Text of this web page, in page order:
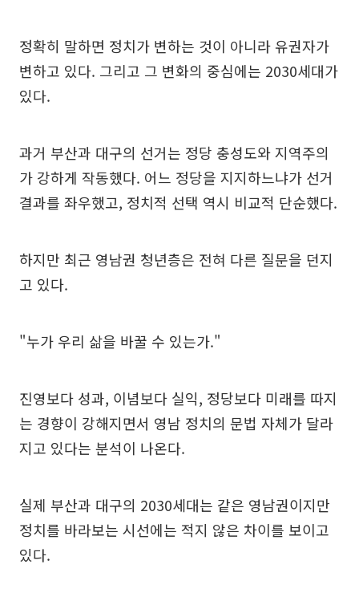
정확히 말하면 정치가 변하는 것이 아니라 유권자가
변하고 있다. 그리고 그 변화의 중심에는 2030세대가
있다.
과거 부산과 대구의 선거는 정당 충성도와 지역주의
가 강하게 작동했다. 어느 정당을 지지하느냐가 선거
결과를 좌우했고, 정치적 선택 역시 비교적 단순했다.
하지만 최근 영남권 청년층은 전혀 다른 질문을 던지
고 있다.
"누가 우리 삶을 바꿀 수 있는가."
진영보다 성과, 이념보다 실익, 정당보다 미래를 따지
는 경향이 강해지면서 영남 정치의 문법 자체가 달라
지고 있다는 분석이 나온다.
실제 부산과 대구의 2030세대는 같은 영남권이지만
정치를 바라보는 시선에는 적지 않은 차이를 보이고
있다.